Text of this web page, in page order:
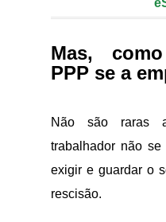
Mas,
PPP se a
Não são raras
trabalhador não
exigir e guardar o
rescisão.